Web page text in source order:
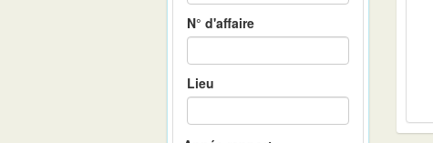
N° d'affaire
Lieu